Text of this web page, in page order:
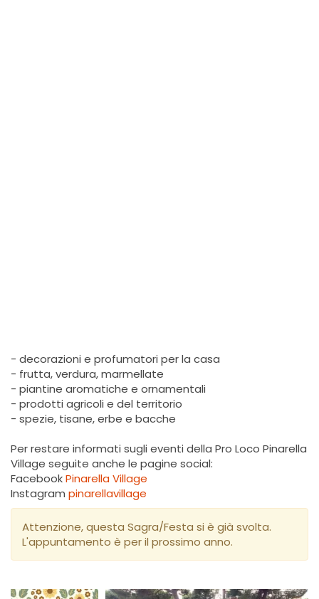
- decorazioni e profumatori per la casa
- frutta, verdura, marmellate
- piantine aromatiche e ornamentali
- prodotti agricoli e del territorio
- spezie, tisane, erbe e bacche
Per restare informati sugli eventi della Pro Loco Pinarella
Village seguite anche le pagine social:
FacebookPinarella Village
Instagram pinarellavillage
Attenzione, questa Sagra/Festa si è già svolta.
L'appuntamento è per il prossimo anno.